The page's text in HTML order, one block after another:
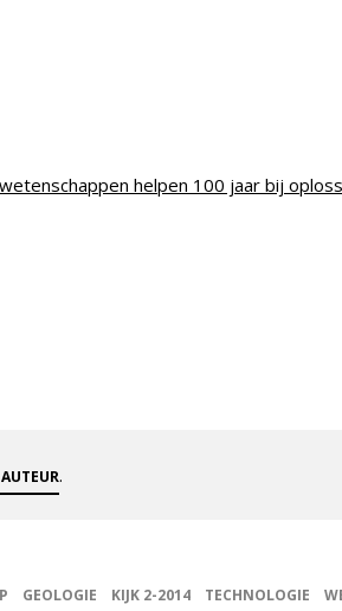
helpen 100 jaar bij
.
GEOLOGIE KIJK 2-2014 TECHNOLOGIE